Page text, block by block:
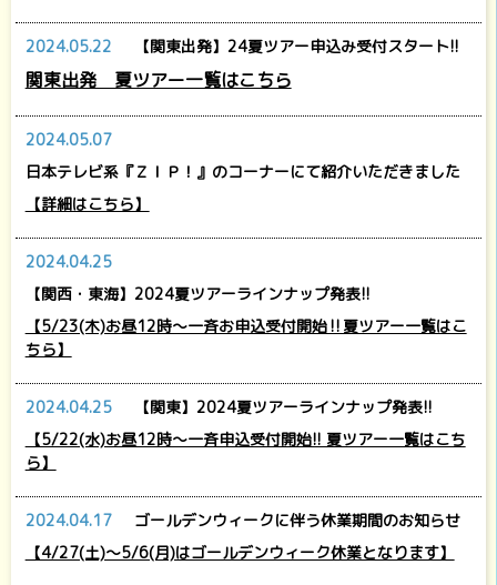
2024.05.22 【関東出発】24夏ツアー申込み受付スタート!!
関東出発 夏ツアー一覧はこちら
2024.05.07
日本テレビ系『ＺＩＰ！』のコーナーにて紹介いただきました
【詳細はこちら】
2024.04.25
【関西・東海】2024夏ツアーラインナップ発表!!
【5/23(木)お昼12時～一斉お申込受付開始‼夏ツアー一覧はこ
ちら】
2024.04.25
【関東】2024夏ツアーラインナップ発表!!
【5/22(水)お昼12時～一斉申込受付開始!! 夏ツアー一覧はこち
ら】
2024.04.17
ゴールデンウィークに伴う休業期間のお知らせ
【4/27(土)～5/6(月)はゴールデンウィーク休業となります】